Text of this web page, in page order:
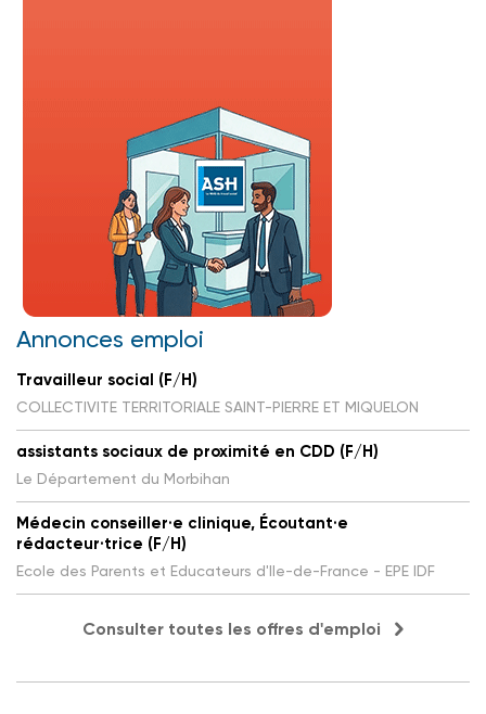
Annonces emploi
Travailleur social (F/H)
COLLECTIVITE TERRITORIALE SAINT-PIERRE ET MIQUELON
assistants sociaux de proximité en CDD (F/H)
Le Département du Morbihan
Médecin conseiller·e clinique, Écoutant·e
rédacteur·trice (F/H)
Ecole des Parents et Educateurs d'Ile-de-France - EPE IDF
Consulter toutes les offres d'emploi